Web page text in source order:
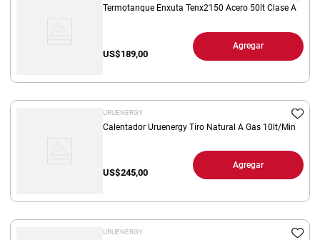
Termotanque Enxuta Tenx2150 Acero 50lt Clase A
US$189,00
Agregar
URUENERGY
Calentador Uruenergy Tiro Natural A Gas 10lt/Min
US$245,00
Agregar
URUENERGY